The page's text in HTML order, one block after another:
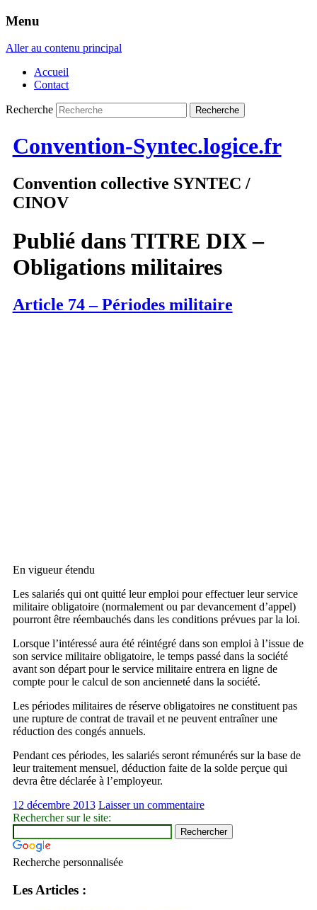
Menu
Aller au contenu principal
Accueil
Contact
Recherche
Convention-Syntec.logice.fr
Convention collective SYNTEC /
CINOV
Publié dansTITRE DIX –
Obligations militaires
Article 74 – Périodes militaire
En vigueur étendu
Les salariés qui ont quitté leur emploi pour effectuer leur service
militaire obligatoire (normalement ou par devancement d’appel)
pourront être réembauchés dans les conditions prévues par la loi.
Lorsque l’intéressé aura été réintégré dans son emploi à l’issue de
son service militaire obligatoire, le temps passé dans la société
avant son départ pour le service militaire entrera en ligne de
compte pour le calcul de son ancienneté dans la société.
Les périodes militaires de réserve obligatoires ne constituent pas
une rupture de contrat de travail et ne peuvent entraîner une
réduction des congés annuels.
Pendant ces périodes, les salariés seront rémunérés sur la base de
leur traitement mensuel, déduction faite de la solde perçue qui
devra être déclarée à l’employeur.
12 décembre 2013 Laisser un commentaire
Rechercher sur le site:
Recherche personnalisée
Les Articles :